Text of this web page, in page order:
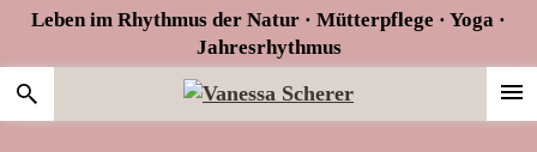
Zur
springen
Skip
main
content
Zur
springen
Leben im Rhythmus der Natur · Mütterpflege · Yoga ·
Jahresrhythmus